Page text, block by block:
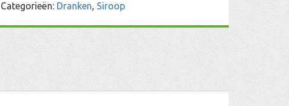
Categorieën: Dranken, Siroop